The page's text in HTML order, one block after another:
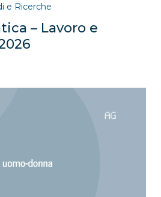
– Lavoro e
e Ricerche